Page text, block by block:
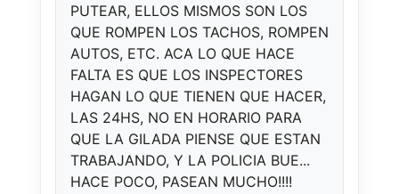
PUTEAR, ELLOS MISMOS SON LOS
QUE ROMPEN LOS TACHOS, ROMPEN
AUTOS, ETC. ACA LO QUE HACE
FALTA ES QUE LOS INSPECTORES
HAGAN LO QUE TIENEN QUE HACER,
LAS 24HS, NO EN HORARIO PARA
QUE LA GILADA PIENSE QUE ESTAN
TRABAJANDO, Y LA POLICIA BUE...
HACE POCO, PASEAN MUCHO!!!!